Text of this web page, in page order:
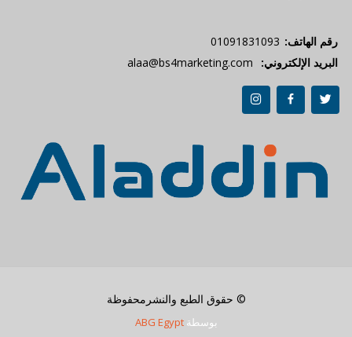
رقم الهاتف: 01091831093
البريد الإلكتروني:
alaa@bs4marketing.com
© حقوق الطبع والنشرمحفوظة
بوسطةABG Egypt